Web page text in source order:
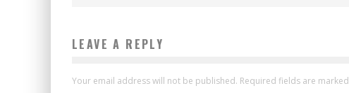
LEAVE A REPLY
Your email address will not be published. Required fields are marked